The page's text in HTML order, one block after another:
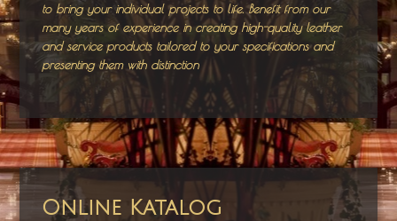
to bring your individual projects to life. Benefit from our
many years of experience in creating high-quality leather
and service products tailored to your specifications and
presenting them with distinction
Online Katalog